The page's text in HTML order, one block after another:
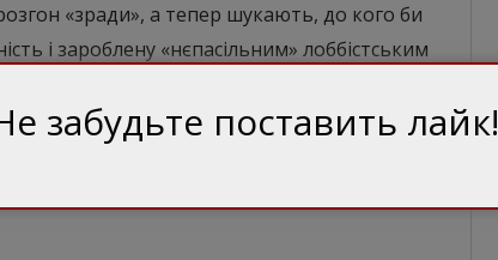
«зради», а тепер шукають, до кого би
і зароблену «нєпасільним» лоббістським
«від’їздом на стажування
уже на підльоті.
забудьте поставить лайк!